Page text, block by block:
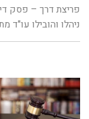
פריצת דרך – פסק
ניהלו והובילו עו"ד